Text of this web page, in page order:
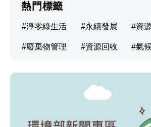
熱門標籤
淨零綠生活 永續發展 資
廢棄物管理 資源回收 氣